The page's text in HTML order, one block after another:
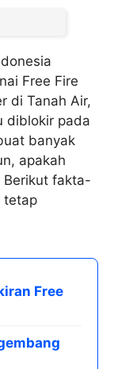
Free Fire
di Tanah Air,
diblokir pada
banyak
apakah
Berikut fakta-
tetap
Free